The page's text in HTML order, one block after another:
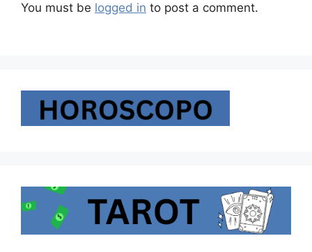
You must be logged in to post a comment.